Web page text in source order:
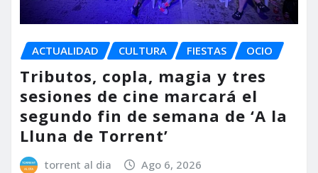
ACTUALIDAD CULTURA FIESTAS OCIO
Tributos, copla, magia y tres
sesiones de cine marcará el
segundo fin de semana de ‘A la
Lluna de Torrent’
torrent al dia Ago 6, 2026